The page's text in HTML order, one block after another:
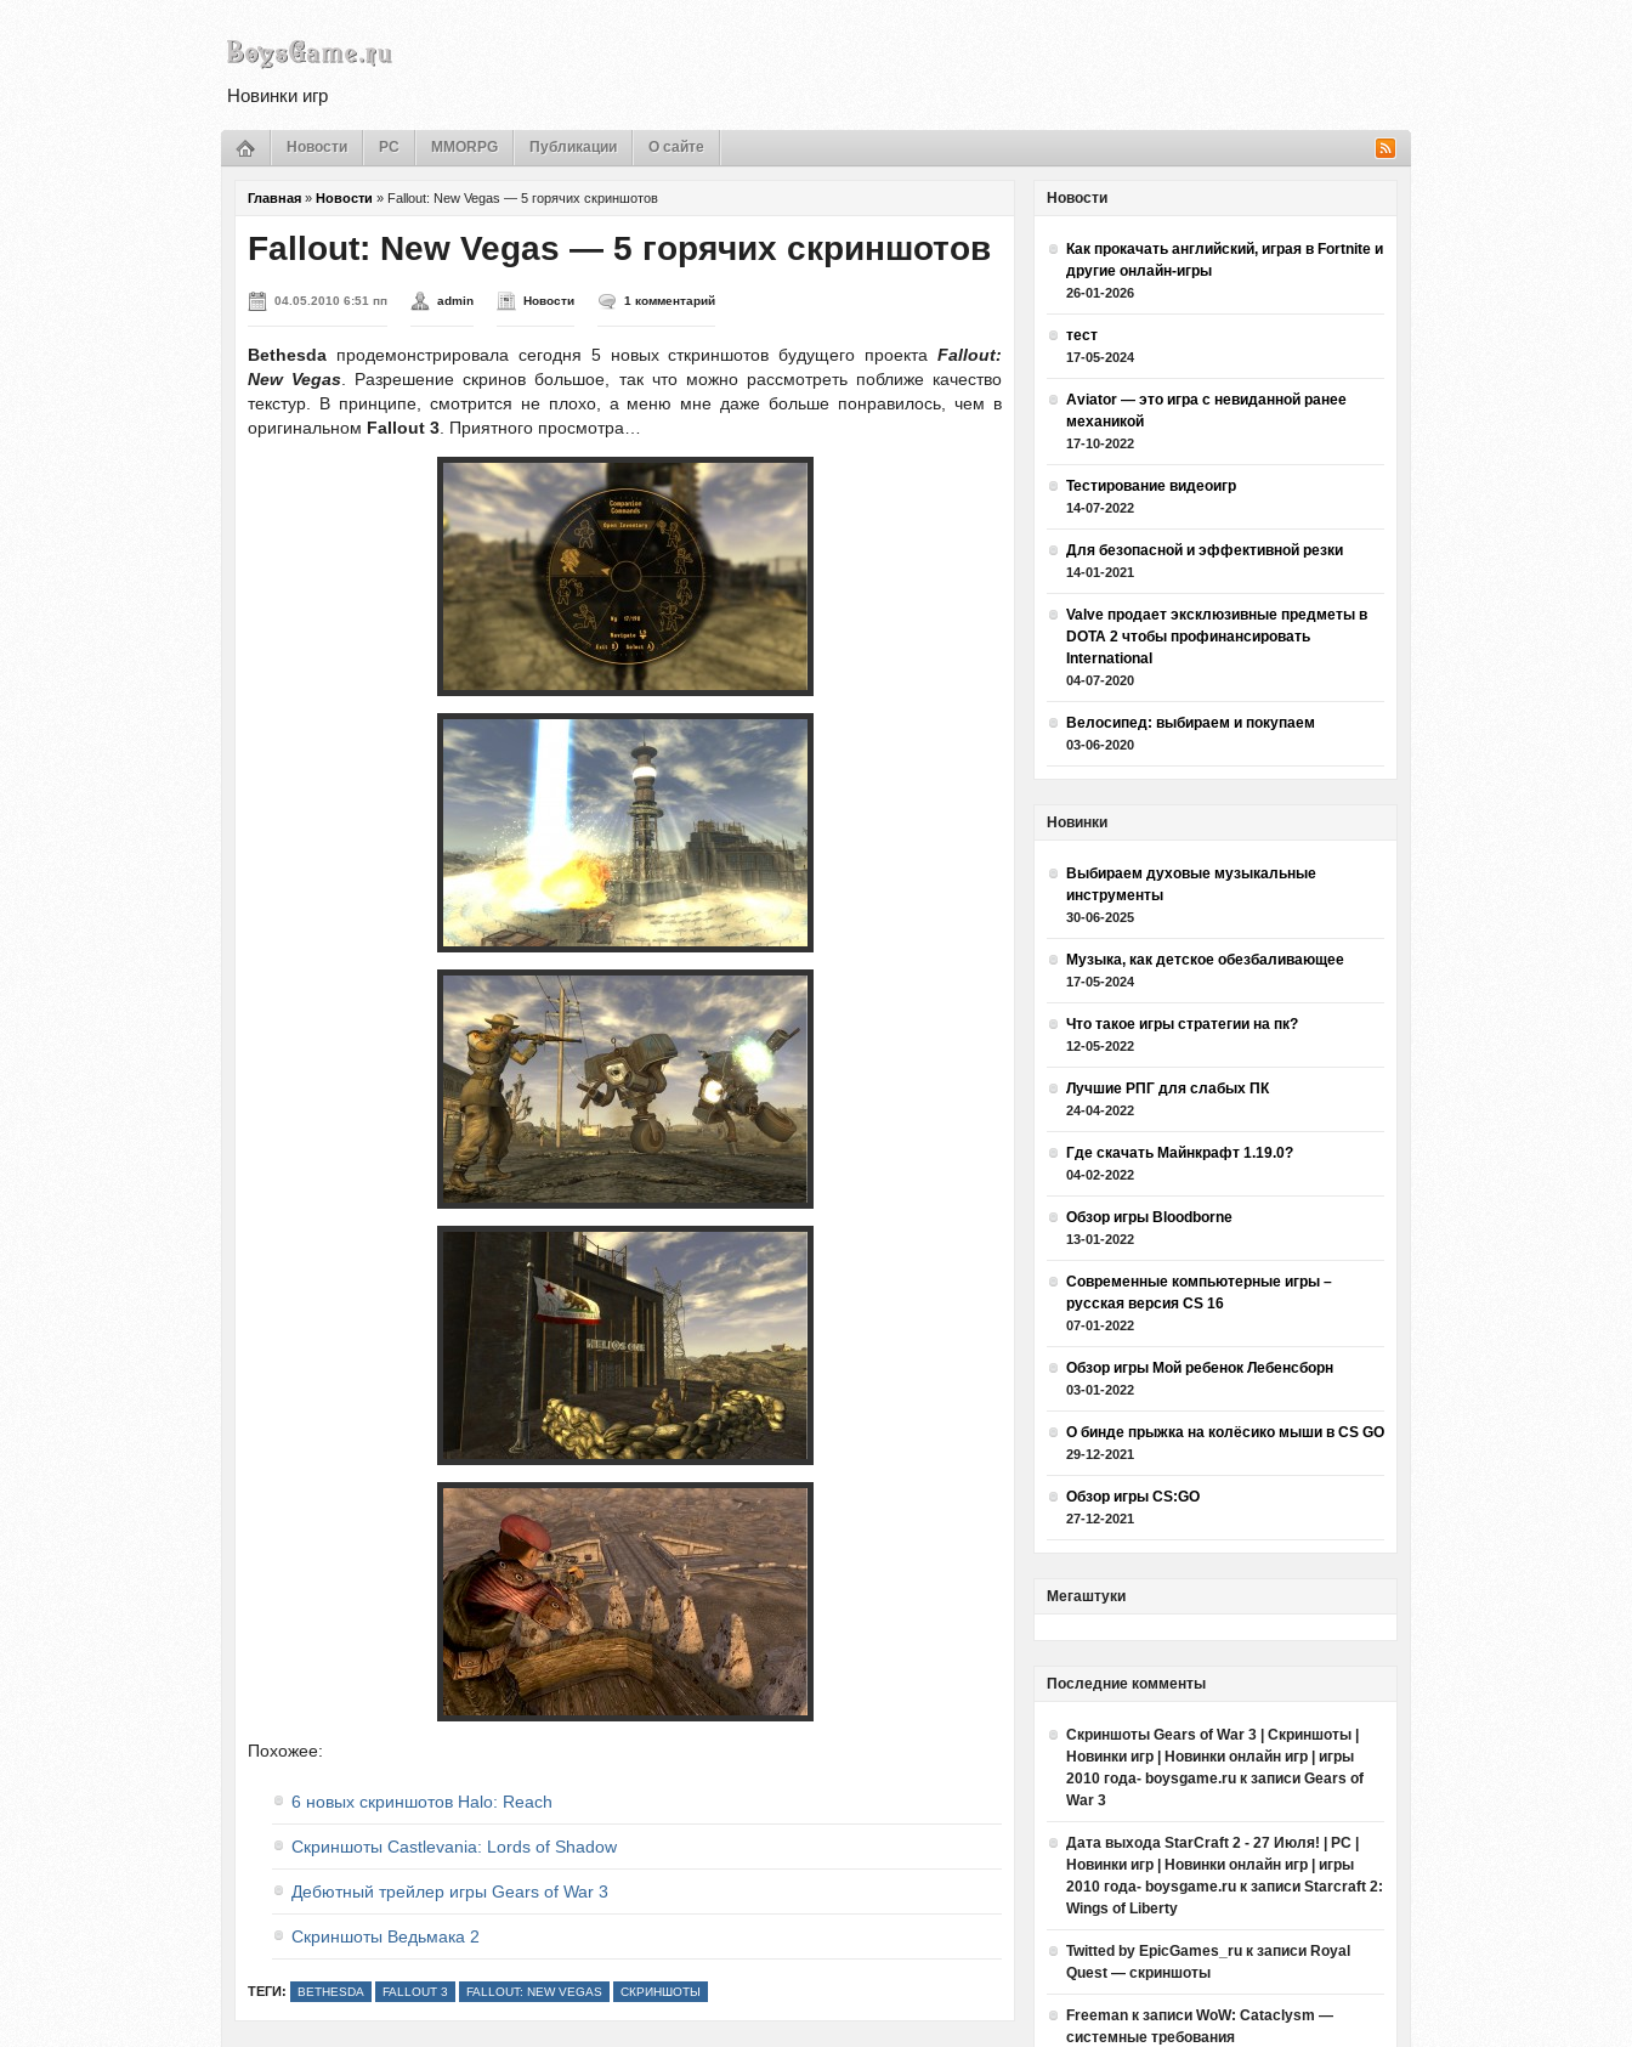
Новинки игр
Новости PC MMORPG Публикации О сайте
Главная » Новости » Fallout: New Vegas — 5 горячих скриншотов
Fallout: New Vegas — 5 горячих скриншотов
04.05.2010 6:51 пп admin Новости 1 комментарий
Bethesda продемонстрировала сегодня 5 новых сткриншотов будущего проекта Fallout:
New Vegas . Разрешение скринов большое, так что можно рассмотреть поближе качество
текстур. В принципе, смотрится не плохо, а меню мне даже больше понравилось, чем в
оригинальном Fallout 3 . Приятного просмотра…
Похожее:
6 новых скриншотов Halo: Reach
Скриншоты Castlevania: Lords of Shadow
Дебютный трейлер игры Gears of War 3
Скриншоты Ведьмака 2
ТЕГИ: BETHESDA FALLOUT 3 FALLOUT: NEW VEGAS СКРИНШОТЫ
Новости
Как прокачать английский, играя в Fortnite и
другие онлайн-игры
26-01-2026
тест
17-05-2024
Aviator — это игра с невиданной ранее
механикой
17-10-2022
Тестирование видеоигр
14-07-2022
Для безопасной и эффективной резки
14-01-2021
Valve продает эксклюзивные предметы в
DOTA 2 чтобы профинансировать
International
04-07-2020
Велосипед: выбираем и покупаем
03-06-2020
Новинки
Выбираем духовые музыкальные
инструменты
30-06-2025
Музыка, как детское обезбаливающее
17-05-2024
Что такое игры стратегии на пк?
12-05-2022
Лучшие РПГ для слабых ПК
24-04-2022
Где скачать Майнкрафт 1.19.0?
04-02-2022
Обзор игры Bloodborne
13-01-2022
Современные компьютерные игры –
русская версия CS 16
07-01-2022
Обзор игры Мой ребенок Лебенсборн
03-01-2022
О бинде прыжка на колёсико мыши в CS GO
29-12-2021
Обзор игры CS:GO
27-12-2021
Мегаштуки
Последние комменты
Скриншоты Gears of War 3 | Скриншоты |
Новинки игр | Новинки онлайн игр | игры
2010 года- boysgame.ru к записи Gears of
War 3
Дата выхода StarCraft 2 - 27 Июля! | PC |
Новинки игр | Новинки онлайн игр | игры
2010 года- boysgame.ru к записи Starcraft 2:
Wings of Liberty
Twitted by EpicGames_ru к записи Royal
Quest — скриншоты
Freeman к записи WoW: Cataclysm —
системные требования